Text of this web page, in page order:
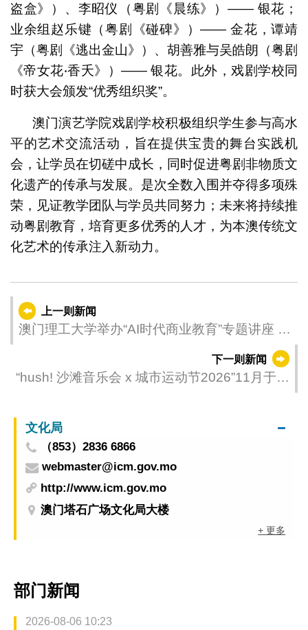
盗盒》）、李昭仪（粤剧《晨练》）—— 银花；
业余组赵乐键（粤剧《碰碑》）—— 金花，谭靖
宇（粤剧《逃出金山》）、胡善雅与吴皓朗（粤剧
《帝女花‧香夭》）—— 银花。此外，戏剧学校同
时获大会颁发“优秀组织奖”。
澳门演艺学院戏剧学校积极组织学生参与高水
平的艺术交流活动，旨在提供宝贵的舞台实践机
会，让学员在切磋中成长，同时促进粤剧非物质文
化遗产的传承与发展。是次全数入围并夺得多项殊
荣，见证教学团队与学员共同努力；未来将持续推
动粤剧教育，培育更多优秀的人才，为本澳传统文
化艺术的传承注入新动力。
上一则新闻
澳门理工大学举办“AI时代商业教育”专题讲座 助
下一则新闻
“hush! 沙滩音乐会 x 城市运动节2026”11月于澳
延伸活动策划人 持续打造年度海岸文体盛事
文化局
（853）2836 6866
webmaster@icm.gov.mo
http://www.icm.gov.mo
澳门塔石广场文化局大楼
+ 更多
部门新闻
2026-08-06 10:23